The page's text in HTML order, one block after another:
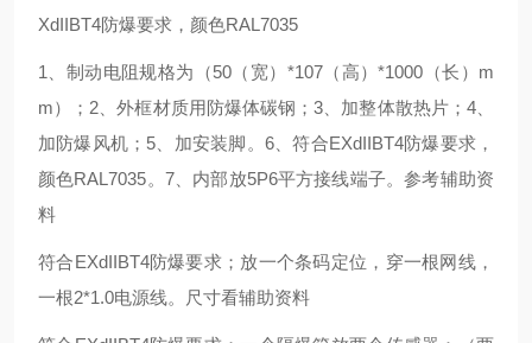
XdIIBT4防爆要求，颜色RAL7035
1、制动电阻规格为（50（宽）*107（高）*1000（长）m
m）；2、外框材质用防爆体碳钢；3、加整体散热片；4、
加防爆风机；5、加安装脚。6、符合EXdIIBT4防爆要求，
颜色RAL7035。7、内部放5P6平方接线端子。参考辅助资
料
符合EXdIIBT4防爆要求；放一个条码定位，穿一根网线，
一根2*1.0电源线。尺寸看辅助资料